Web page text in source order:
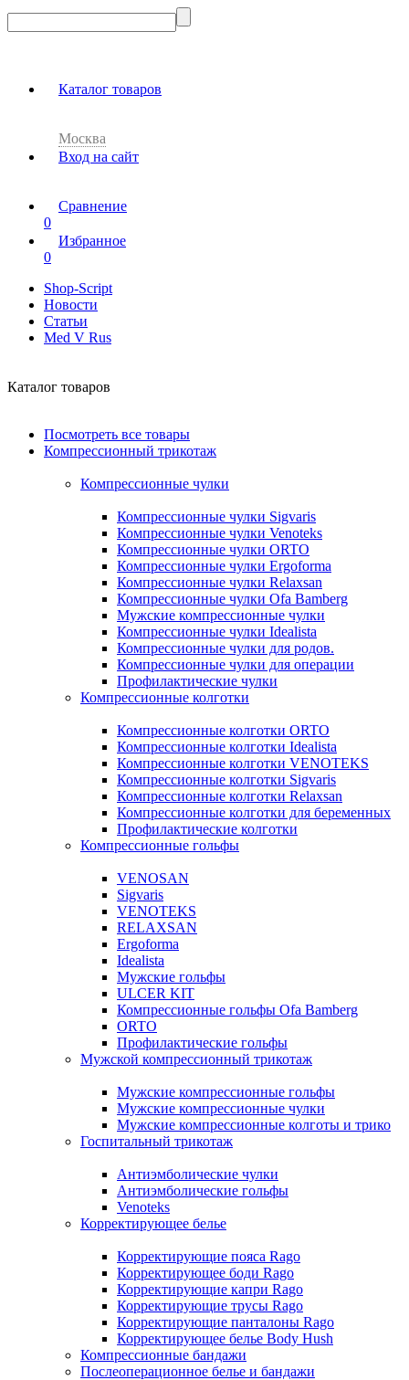
Каталог товаров
Москва
Вход на сайт
Сравнение
0
Избранное
0
Shop-Script
Новости
Статьи
Med V Rus
Каталог товаров
Посмотреть все товары
Компрессионный трикотаж
Компрессионные чулки
Компрессионные чулки Sigvaris
Компрессионные чулки Venoteks
Компрессионные чулки ORTO
Компрессионные чулки Ergoforma
Компрессионные чулки Relaxsan
Компрессионные чулки Ofa Bamberg
Мужские компрессионные чулки
Компрессионные чулки Idealista
Компрессионные чулки для родов.
Компрессионные чулки для операции
Профилактические чулки
Компрессионные колготки
Компрессионные колготки ORTO
Компрессионные колготки Idealista
Компрессионные колготки VENOTEKS
Компрессионные колготки Sigvaris
Компрессионные колготки Relaxsan
Компрессионные колготки для беременных
Профилактические колготки
Компрессионные гольфы
VENOSAN
Sigvaris
VENOTEKS
RELAXSAN
Ergoforma
Idealista
Мужские гольфы
ULCER KIT
Компрессионные гольфы Ofa Bamberg
ORTO
Профилактические гольфы
Мужской компрессионный трикотаж
Мужские компрессионные гольфы
Мужские компрессионные чулки
Мужские компрессионные колготы и трико
Госпитальный трикотаж
Антиэмболические чулки
Антиэмболические гольфы
Venoteks
Корректирующее белье
Корректирующие пояса Rago
Корректирующее боди Rago
Корректирующие капри Rago
Корректирующие трусы Rago
Корректирующие панталоны Rago
Корректирующее белье Body Hush
Компрессионные бандажи
Послеоперационное белье и бандажи